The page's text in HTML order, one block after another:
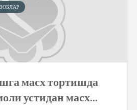
масх тортишда
устидан масх...